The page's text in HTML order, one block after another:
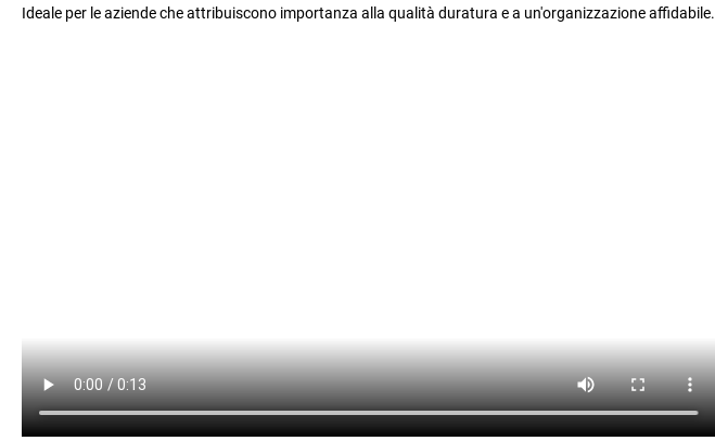
Ideale per le aziende che attribuiscono importanza alla qualità duratura e a un'organizzazione affidabile.